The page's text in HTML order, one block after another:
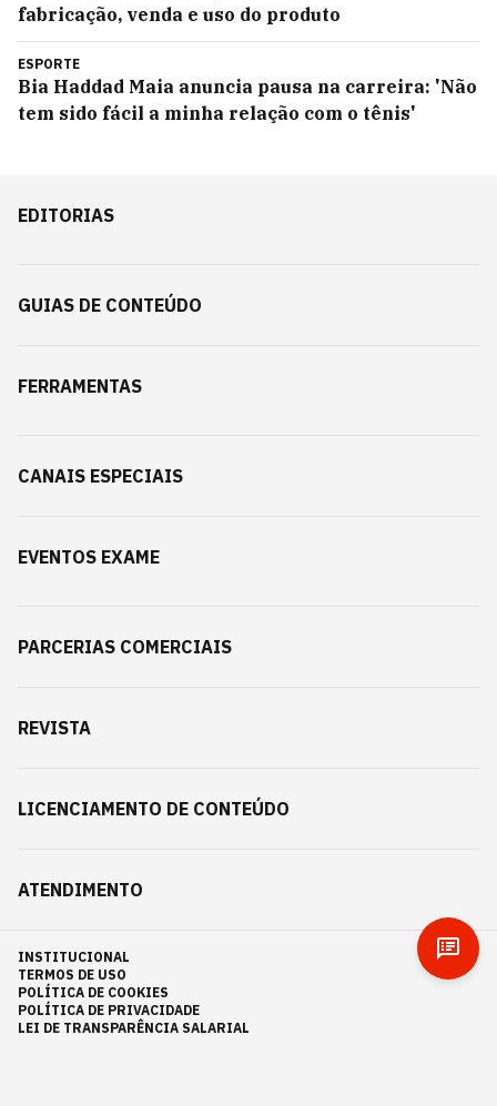
fabricação, venda e uso do produto
ESPORTE
Bia Haddad Maia anuncia pausa na carreira: 'Não
tem sido fácil a minha relação com o tênis'
EDITORIAS
GUIAS DE CONTEÚDO
FERRAMENTAS
CANAIS ESPECIAIS
EVENTOS EXAME
PARCERIAS COMERCIAIS
REVISTA
LICENCIAMENTO DE CONTEÚDO
ATENDIMENTO
INSTITUCIONAL
TERMOS DE USO
POLÍTICA DE COOKIES
POLÍTICA DE PRIVACIDADE
LEI DE TRANSPARÊNCIA SALARIAL